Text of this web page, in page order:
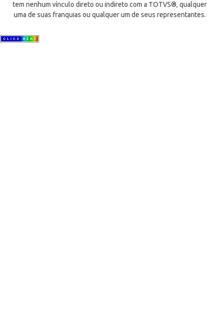
tem nenhum vínculo direto ou indireto com a TOTVS®, qualquer
uma de suas franquias ou qualquer um de seus representantes.